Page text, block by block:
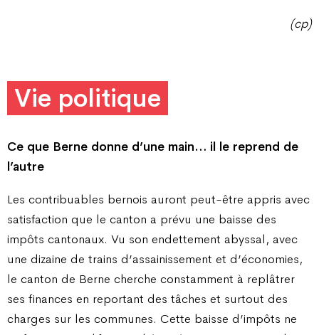
(cp)
Vie politique
Ce que Berne donne d’une main… il le reprend de
l’autre
Les contribuables bernois auront peut-être appris avec
satisfaction que le canton a prévu une baisse des
impôts cantonaux. Vu son endettement abyssal, avec
une dizaine de trains d’assainissement et d’économies,
le canton de Berne cherche constamment à replâtrer
ses finances en reportant des tâches et surtout des
charges sur les communes. Cette baisse d’impôts ne